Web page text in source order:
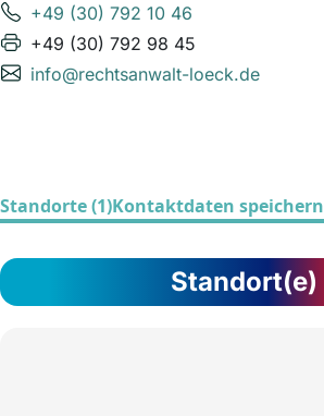
+49 (30) 792 10 46
+49 (30) 792 98 45
info@rechtsanwalt-loeck.de
Standorte (1)Kontaktdaten speichern
Standort(e)